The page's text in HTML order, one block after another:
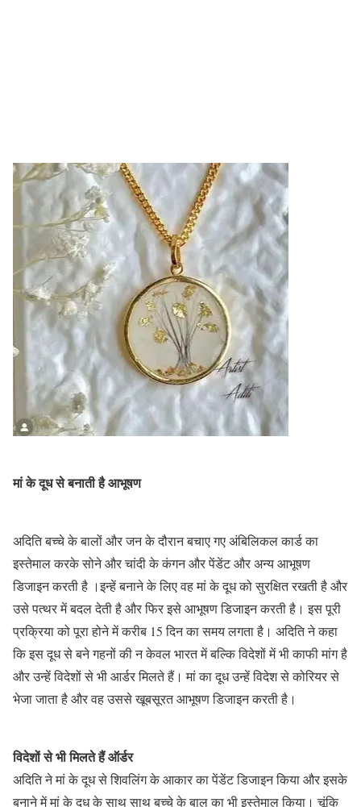
मां के दूध से बनाती है आभूषण
अदिति बच्चे के बालों और जन के दौरान बचाए गए अंबिलिकल कार्ड का
इस्तेमाल करके सोने और चांदी के कंगन और पेंडेंट और अन्य आभूषण
डिजाइन करती है ।इन्हें बनाने के लिए वह मां के दूध को सुरक्षित रखती है और
उसे पत्थर में बदल देती है और फिर इसे आभूषण डिजाइन करती है। इस पूरी
प्रक्रिया को पूरा होने में करीब 15 दिन का समय लगता है। अदिति ने कहा
कि इस दूध से बने गहनों की न केवल भारत में बल्कि विदेशों में भी काफी मांग है
और उन्हें विदेशों से भी आर्डर मिलते हैं। मां का दूध उन्हें विदेश से कोरियर से
भेजा जाता है और वह उससे खूबसूरत आभूषण डिजाइन करती है।
विदेशों से भी मिलते हैं ऑर्डर
अदिति ने मां के दूध से शिवलिंग के आकार का पेंडेंट डिजाइन किया और इसके
बनाने में मां के दुध के साथ साथ बच्चे के बाल का भी इस्तेमाल किया। चूंकि